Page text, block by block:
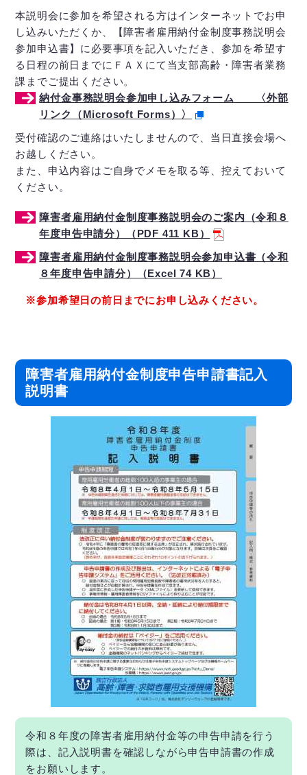
本説明会に参加を希望される方はインターネットでお申
し込みいただくか、【障害者雇用納付金制度事務説明会
参加申込書】に必要事項を記入いただき、参加を希望す
る日程の前日までにＦＡＸにて当支部高齢・障害者業務
課までご提出ください。
納付金事務説明会参加申し込みフォーム 〈外部
リンク（Microsoft Forms）〉
受付確認のご連絡はいたしませんので、当日直接会場へ
お越しください。
また、申込内容はご自身でメモを取る等、控えておいて
ください。
障害者雇用納付金制度事務説明会のご案内（令和８
年度申告申請分）（PDF 411 KB）
障害者雇用納付金制度事務説明会参加申込書（令和
８年度申告申請分）（Excel 74 KB）
※参加希望日の前日までにお申し込みください。
障害者雇用納付金制度申告申請書記入
説明書
令和８年度の障害者雇用納付金等の申告申請を行う
際は、記入説明書を確認しながら申告申請書の作成
をお願いします。